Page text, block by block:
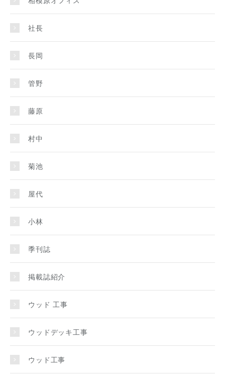
社長
長岡
管野
藤原
村中
菊池
屋代
小林
季刊誌
掲載誌紹介
ウッド 工事
ウッドデッキ工事
ウッド工事